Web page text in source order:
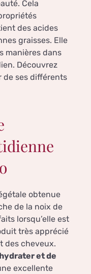
Cela
des acides
graisses. Elle
manières dans
Découvrez
de ses différents
obtenue
de la noix de
lorsqu’elle est
très apprécié
des cheveux.
et de
excellente